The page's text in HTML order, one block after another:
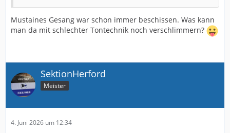
Mustaines Gesang war schon immer beschissen. Was kann
man da mit schlechter Tontechnik noch verschlimmern?
SektionHerford
Meister
4. Juni 2026 um 12:34